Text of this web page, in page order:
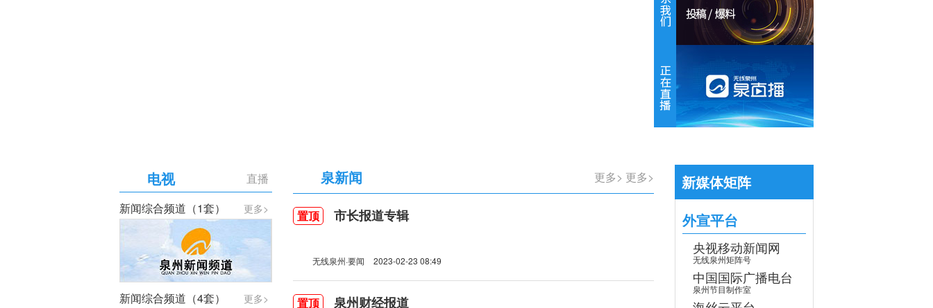
【专题】学习贯彻党的二十届四中全会
直播
电视
更多>
新闻综合频道（1套）
更多>
新闻综合频道（4套）
更多> 更多>
泉新闻
置顶 市长报道专辑
无线泉州·要闻 2023-02-23 08:49
置顶 泉州财经报道
新媒体矩阵
外宣平台
央视移动新闻网
无线泉州矩阵号
中国国际广播电台
泉州节目制作室